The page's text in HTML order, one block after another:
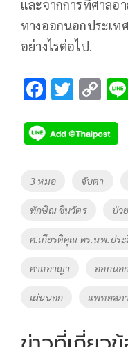
และจากการที่ศาล
ทางออกนอกประเ
อย่างไรต่อไป.
F
e
b
o
o
k
T
tt
er
C
p
y
Li
Tags
3 หมอ จับตา
ทักษิณ ชินวัตร ป่ว
ศ.เกียรติคุณ ดร.นพ.ปร
ศาลอาญา ออกนอ
เผ่นนอก แพทยสภา